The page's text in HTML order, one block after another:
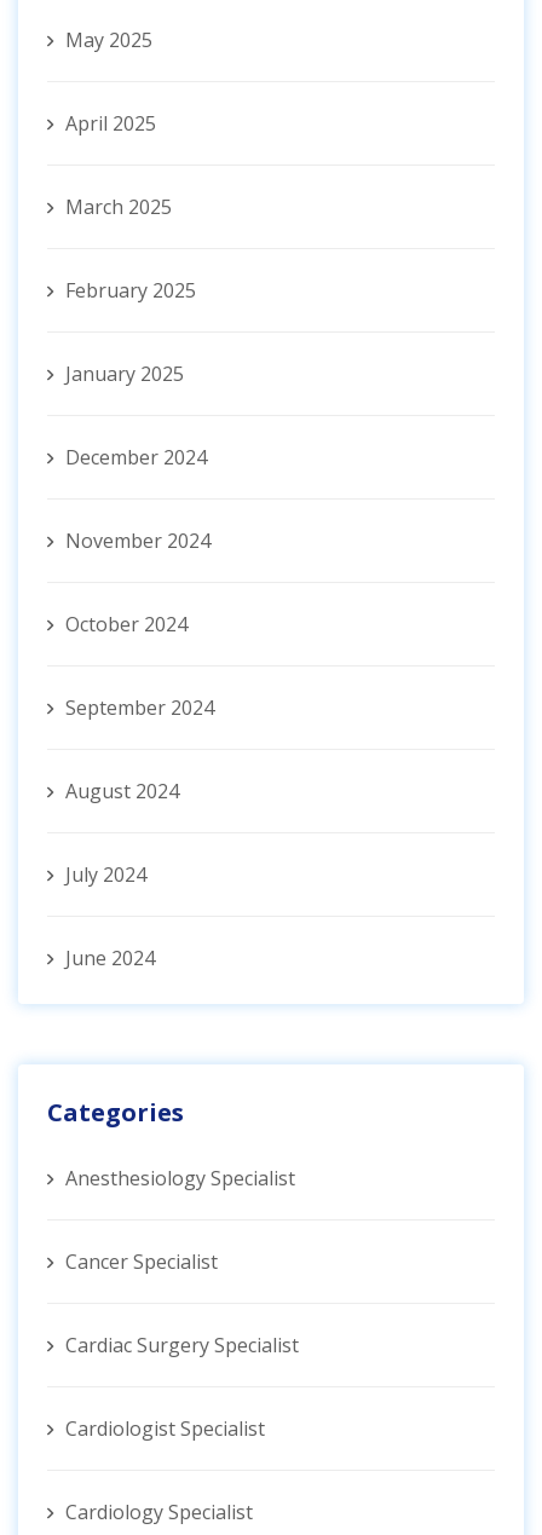
May 2025
April 2025
March 2025
February 2025
January 2025
December 2024
November 2024
October 2024
September 2024
August 2024
July 2024
June 2024
Categories
Anesthesiology Specialist
Cancer Specialist
Cardiac Surgery Specialist
Cardiologist Specialist
Cardiology Specialist